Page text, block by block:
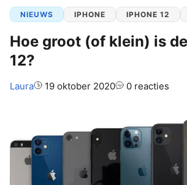
NIEUWS IPHONE IPHONE 12
Hoe groot (of klein) is
12?
Auteur:
Laura 19 oktober 2020 0 reacties